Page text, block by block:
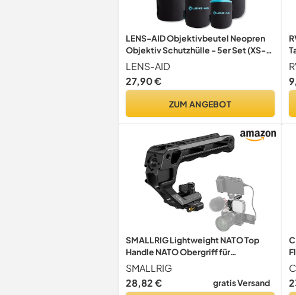
LENS-AID Objektivbeutel Neopren
Objektiv Schutzhülle - 5er Set (XS-
XL)
LENS-AID
27,90 €
ZUM ANGEBOT
SMALLRIG Lightweight NATO Top
Handle NATO Obergriff für
Kamerakäfig 4345
SMALLRIG
Nur noch: 29Std 51Min 09Sek